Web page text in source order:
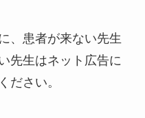
、患者が来ない先生
先生はネット広告に
ださい。